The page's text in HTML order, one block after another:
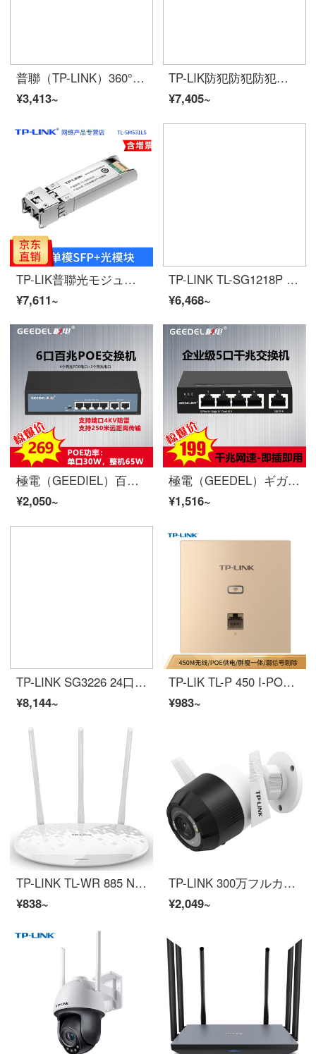
普聯（TP-LINK）360°パノラマ魚眼室内インテーネット監視犯カメレオンワイライトで家庭用スーパー倉庫でモニタイTL-III 59 AE【1200万HD POE給電】メモリカド
¥3,413~
TP-LIK防犯防犯防犯カメラ400万PoE int int hen Fl kalaラインラインラインラインラインラインラインラインネリングリングビデオ（4路）TL-PC 544 HPW
¥7,405~
TP-LIK普聯光モジュール万メガ双繊維多モード単一モード伝送距離33 m 330 m 10 km SFP+TL-SIM 531 LS/10 km
¥7,611~
TP-LINK TL-SG1218P 16口千兆POE交换机 16GE(PoE)+2GE
¥6,468~
極電（GEEDIEL）百兆/ギガビットイーサネット非ネット管poe給電スイッチ中小企業/ネットカフェ/ホテル/学校専用ネットワークセキュリティJD-SW 3006 P 4+2百兆POEスイッチ
¥2,050~
極電（GEEDEL）ギガインテリジェントタイプのワンボタンコードイーサネットスイッチホテル/キャンパス/中小企業ネットワークはファンなしの静音設計JD-SG 3005 M 5千兆円を使用しています。
¥1,516~
TP-LINK SG3226 24口千兆二层网管核心交换机 2千兆光纤口
¥8,144~
TP-LIK TL-P 450 I-POEの薄型シャンパンゴールド（方）450 M無線86型パネル式AP企業級ホテル別荘wifiアクセスPOE給電AC管理
¥983~
TP-LINK TL-WR 885 N 450 M無線ルータ（白）家庭用wifiが壁を通り抜ける
¥838~
TP-LINK 300万フルカラー無線ネットワークカメラTL-PC 63 NW+64 Gビデオ監視専用カード
¥2,049~